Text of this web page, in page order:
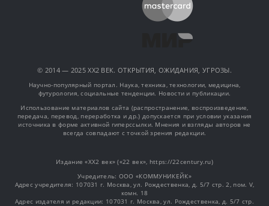
© 2014 — 2025 XX2 ВЕК. ОТКРЫТИЯ, ОЖИДАНИЯ, УГРОЗЫ.
Научно-популярный портал. Наука, техника, технологии, медицина,
футурология, социальные тенденции. Новости и публикации.
Использование материалов сайта (распространение, воспроизведение,
передача, перевод, переработка и др.) допускается при условии указания
источника в форме активной гиперссылки. Мнения и взгляды авторов не
всегда совпадают с точкой зрения редакции.
Издание «XX2 век» («22 век», https://22century.ru)
Учредитель: OOO «КОММУНИКЕЙК»
Адрес учредителя: 107031 г. Москва, ул. Рождественка, д. 5/7 стр. 2, пом. V,
комн. 18
Адрес издателя и редакции: 107031 г. Москва, ул. Рождественка, д. 5/7 стр.